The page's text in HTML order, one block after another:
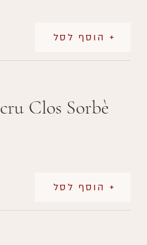
+ הוסף לסל
cru Clos Sorbè
+ הוסף לסל